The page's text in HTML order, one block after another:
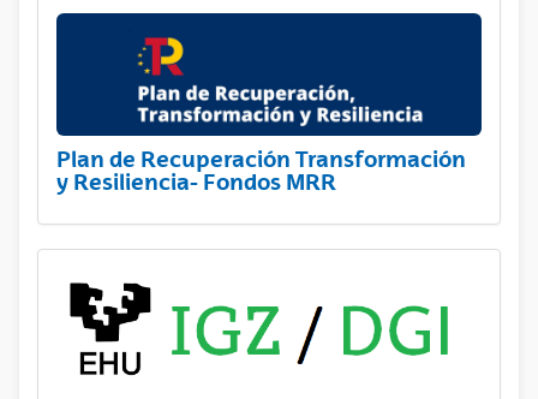
Plan de Recuperación Transformación
y Resiliencia- Fondos MRR